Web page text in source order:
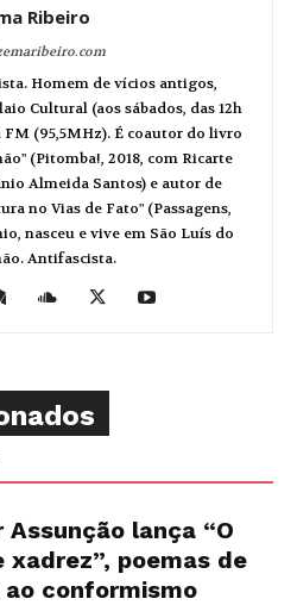
Ribeiro
Homem de vícios antigos,
Cultural (aos sábados, das 12h
FM (95,5MHz). É coautor do livro
(Pitomba!, 2018, com Ricarte
Almeida Santos) e autor de
no Vias de Fato" (Passagens,
nasceu e vive em São Luís do
Antifascista.
Assunção lança “O
xadrez”, poemas de
ao conformismo